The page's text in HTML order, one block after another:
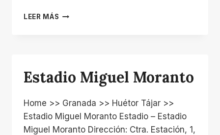
LEER MÁS PISCINA
Estadio Miguel Moranto
Home >> Granada >> Huétor Tájar >>
Estadio Miguel Moranto Estadio – Estadio
Miguel Moranto Dirección: Ctra. Estación, 1,